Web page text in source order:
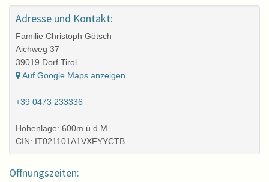
Adresse und Kontakt:
Familie Christoph Götsch
Aichweg 37
39019 Dorf Tirol
Auf Google Maps anzeigen
+39 0473 233336
Höhenlage: 600m ü.d.M.
CIN: IT021101A1VXFYYCTB
Öffnungszeiten: